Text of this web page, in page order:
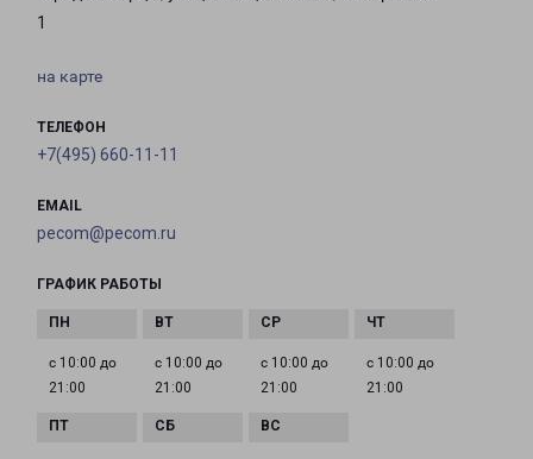
1
на карте
ТЕЛЕФОН
+7(495) 660-11-11
EMAIL
pecom@pecom.ru
ГРАФИК РАБОТЫ
с 10:00 до
21:00
с 10:00 до
21:00
с 10:00 до
21:00
с 10:00 до
21:00